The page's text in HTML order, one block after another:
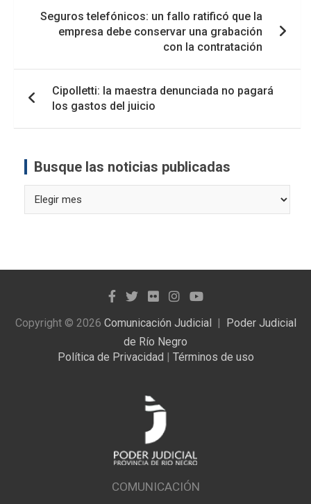
entradas
Seguros telefónicos: un fallo ratificó que la
empresa debe conservar una grabación
con la contratación
Cipolletti: la maestra denunciada no pagará
los gastos del juicio
Busque las noticias publicadas
las
Copyright © 2026 Comunicación Judicial
Poder Judicial
de Río Negro
Política de Privacidad | Términos de uso
COMUNICACIÓN